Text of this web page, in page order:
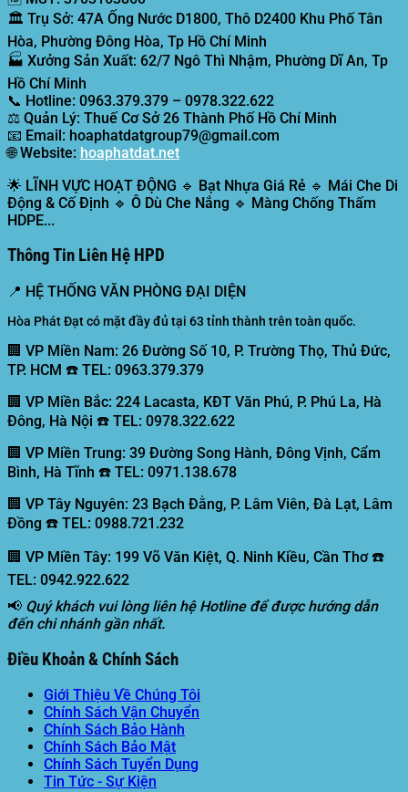
🏛️ Trụ Sở: 47A Ống Nước D1800, Thô D2400 Khu Phố Tân
Hòa, Phường Đông Hòa, Tp Hồ Chí Minh
🏭 Xưởng Sản Xuất: 62/7 Ngô Thì Nhậm, Phường Dĩ An, Tp
Hồ Chí Minh
📞 Hotline: 0963.379.379 – 0978.322.622
⚖️ Quản Lý: Thuế Cơ Sở 26 Thành Phố Hồ Chí Minh
📧 Email: hoaphatdatgroup79@gmail.com
🌐Website: hoaphatdat.net
🌟 LĨNH VỰC HOẠT ĐỘNG 🔹 Bạt Nhựa Giá Rẻ 🔹 Mái Che Di
Động & Cố Định 🔹 Ô Dù Che Nắng 🔹 Màng Chống Thấm
HDPE...
Thông Tin Liên Hệ HPD
📍 HỆ THỐNG VĂN PHÒNG ĐẠI DIỆN
Hòa Phát Đạt có mặt đầy đủ tại 63 tỉnh thành trên toàn quốc.
🏢 VP Miền Nam: 26 Đường Số 10, P. Trường Thọ, Thủ Đức,
TP. HCM ☎️ TEL: 0963.379.379
🏢 VP Miền Bắc: 224 Lacasta, KĐT Văn Phú, P. Phú La, Hà
Đông, Hà Nội ☎️ TEL: 0978.322.622
🏢 VP Miền Trung: 39 Đường Song Hành, Đông Vịnh, Cẩm
Bình, Hà Tĩnh ☎️ TEL: 0971.138.678
🏢 VP Tây Nguyên: 23 Bạch Đằng, P. Lâm Viên, Đà Lạt, Lâm
Đồng ☎️ TEL: 0988.721.232
🏢 VP Miền Tây: 199 Võ Văn Kiệt, Q. Ninh Kiều, Cần Thơ ☎️
TEL: 0942.922.622
📢 Quý khách vui lòng liên hệ Hotline để được hướng dẫn
đến chi nhánh gần nhất.
Điều Khoản & Chính Sách
Giới Thiệu Về Chúng Tôi
Chính Sách Vận Chuyển
Chính Sách Bảo Hành
Chính Sách Bảo Mật
Chính Sách Tuyển Dụng
Tin Tức - Sự Kiện